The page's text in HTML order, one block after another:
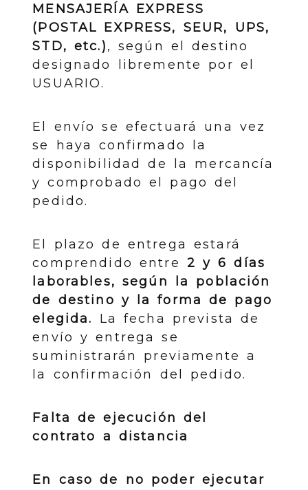
MENSAJERÍA EXPRESS
(POSTAL EXPRESS, SEUR, UPS,
STD, etc.), según el destino
designado libremente por el
USUARIO.
El envío se efectuará una vez
se haya confirmado la
disponibilidad de la mercancía
y comprobado el pago del
pedido.
El plazo de entrega estará
comprendido entre 2 y 6 días
laborables, según la población
de destino y la forma de pago
elegida.
La fecha prevista de
envío y entrega se
suministrarán previamente a
la confirmación del pedido.
Falta de ejecución del
contrato a distancia
En caso de no poder ejecutar